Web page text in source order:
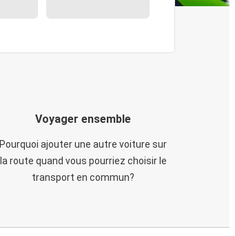
Voyager ensemble
Pourquoi ajouter une autre voiture sur
la route quand vous pourriez choisir le
transport en commun?